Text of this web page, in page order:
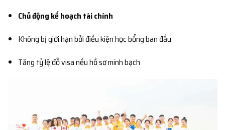
Chủ động kế hoạch tài chính
Không bị giới hạn bởi điều kiện học bổng ban đầu
Tăng tỷ lệ đỗ visa nếu hồ sơ minh bạch